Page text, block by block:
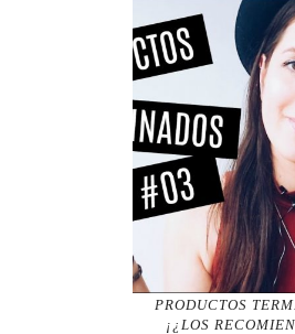
PRODUCTOS
¡¿LOS